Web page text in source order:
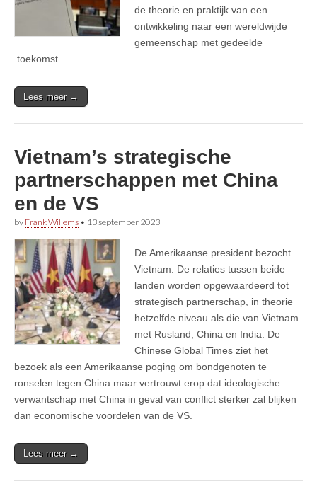
de theorie en praktijk van een
ontwikkeling naar een wereldwijde
gemeenschap met gedeelde
toekomst.
Lees meer →
Vietnam’s strategische
partnerschappen met China
en de VS
by Frank Willems • 13 september 2023
De Amerikaanse president bezocht
Vietnam. De relaties tussen beide
landen worden opgewaardeerd tot
strategisch partnerschap, in theorie
hetzelfde niveau als die van Vietnam
met Rusland, China en India. De
Chinese Global Times ziet het
bezoek als een Amerikaanse poging om bondgenoten te
ronselen tegen China maar vertrouwt erop dat ideologische
verwantschap met China in geval van conflict sterker zal blijken
dan economische voordelen van de VS.
Lees meer →